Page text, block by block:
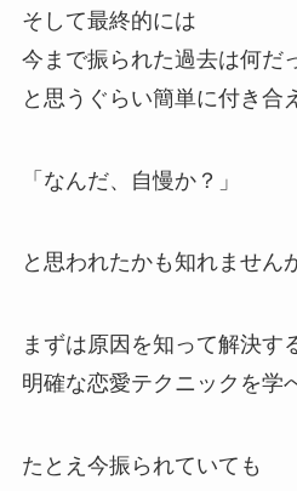
そして最終的には
今まで振られた過去は何だ
と思うぐらい簡単に付き合
「なんだ、自慢か？」
と思われたかも知れません
まずは原因を知って解決す
明確な恋愛テクニックを学
たとえ今振られていても